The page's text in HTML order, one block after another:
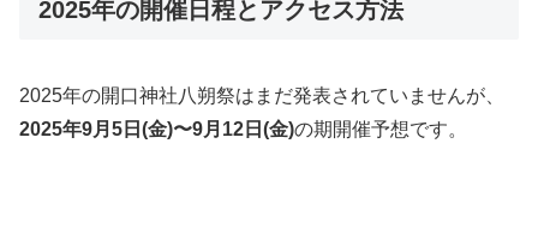
2025年の開催日程とアクセス方法
2025年の開口神社八朔祭はまだ発表されていませんが、
2025年9月5日(金)〜9月12日(金)の期開催予想です。